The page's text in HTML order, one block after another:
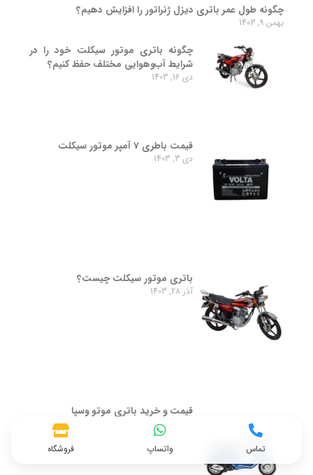
چگونه طول عمر باتری دیزل ژنراتور را افزایش دهیم؟
بهمن 9, 1403
چگونه باتری موتور سیکلت خود را در
شرایط آب‌وهوایی مختلف حفظ کنیم؟
دی 16, 1403
قیمت باطری 7 آمپر موتور سیکلت
دی 3, 1403
باتری موتور سیکلت چیست؟
آذر 28, 1403
قیمت و خرید باتری موتو وسپا
تماس
واتساپ فروشگاه